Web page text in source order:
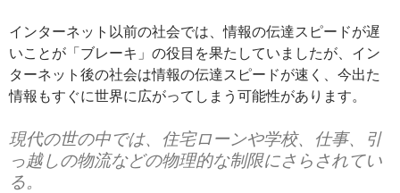
インターネット以前の社会では、情報の伝達スピードが遅
いことが「ブレーキ」の役目を果たしていましたが、イン
ターネット後の社会は情報の伝達スピードが速く、今出た
情報もすぐに世界に広がってしまう可能性があります。
現代の世の中では、住宅ローンや学校、仕事、引
っ越しの物流などの物理的な制限にさらされてい
る。